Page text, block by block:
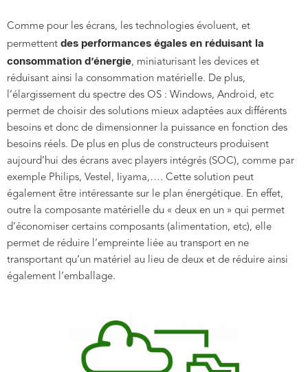
Comme pour les écrans, les technologies évoluent, et
permettent des performances égales en réduisant la
consommation d’énergie, miniaturisant les devices et
réduisant ainsi la consommation matérielle. De plus,
l’élargissement du spectre des OS : Windows, Android, etc
permet de choisir des solutions mieux adaptées aux différents
besoins et donc de dimensionner la puissance en fonction des
besoins réels. De plus en plus de constructeurs produisent
aujourd’hui des écrans avec players intégrés (SOC), comme par
exemple Philips, Vestel, Iiyama,…. Cette solution peut
également être intéressante sur le plan énergétique. En effet,
outre la composante matérielle du « deux en un » qui permet
d’économiser certains composants (alimentation, etc), elle
permet de réduire l’empreinte liée au transport en ne
transportant qu’un matériel au lieu de deux et de réduire ainsi
également l’emballage.